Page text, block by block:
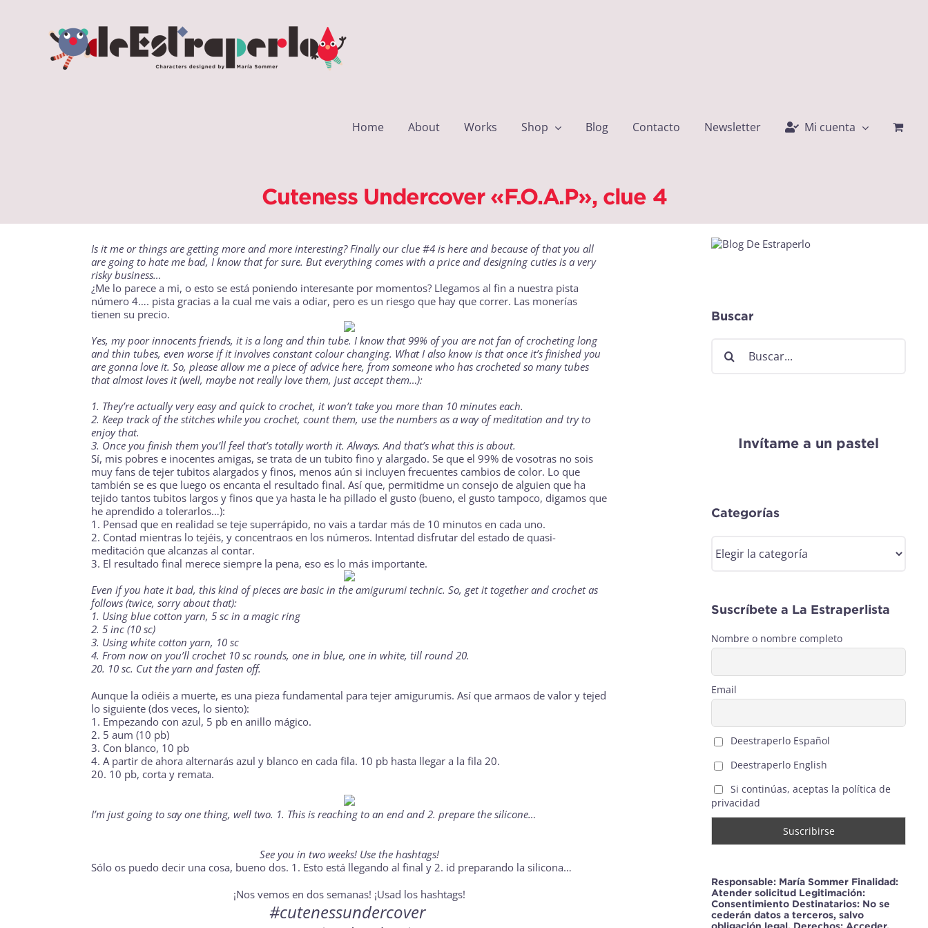
Home About Works Shop Blog Contacto Newsletter Mi cuenta
Cuteness Undercover «F.O.A.P», clue 4
Is it me or things are getting more and more interesting? Finally our clue #4 is here and because of that you all
are going to hate me bad, I know that for sure. But everything comes with a price and designing cuties is a very
risky business…
¿Me lo parece a mi, o esto se está poniendo interesante por momentos? Llegamos al fin a nuestra pista
número 4…. pista gracias a la cual me vais a odiar, pero es un riesgo que hay que correr. Las monerías
tienen su precio.
Yes, my poor innocents friends, it is a long and thin tube. I know that 99% of you are not fan of crocheting long
and thin tubes, even worse if it involves constant colour changing. What I also know is that once it’s finished you
are gonna love it. So, please allow me a piece of advice here, from someone who has crocheted so many tubes
that almost loves it (well, maybe not really love them, just accept them…):
1. They’re actually very easy and quick to crochet, it won’t take you more than 10 minutes each.
2. Keep track of the stitches while you crochet, count them, use the numbers as a way of meditation and try to
enjoy that.
3. Once you finish them you’ll feel that’s totally worth it. Always. And that’s what this is about.
Sí, mis pobres e inocentes amigas, se trata de un tubito fino y alargado. Se que el 99% de vosotras no sois
muy fans de tejer tubitos alargados y finos, menos aún si incluyen frecuentes cambios de color. Lo que
también se es que luego os encanta el resultado final. Así que, permitidme un consejo de alguien que ha
tejido tantos tubitos largos y finos que ya hasta le ha pillado el gusto (bueno, el gusto tampoco, digamos que
he aprendido a tolerarlos…):
1. Pensad que en realidad se teje superrápido, no vais a tardar más de 10 minutos en cada uno.
2. Contad mientras lo tejéis, y concentraos en los números. Intentad disfrutar del estado de quasi-
meditación que alcanzas al contar.
3. El resultado final merece siempre la pena, eso es lo más importante.
Even if you hate it bad, this kind of pieces are basic in the amigurumi technic. So, get it together and crochet as
follows (twice, sorry about that):
1. Using blue cotton yarn, 5 sc in a magic ring
2. 5 inc (10 sc)
3. Using white cotton yarn, 10 sc
4. From now on you’ll crochet 10 sc rounds, one in blue, one in white, till round 20.
20. 10 sc. Cut the yarn and fasten off.
Aunque la odiéis a muerte, es una pieza fundamental para tejer amigurumis. Así que armaos de valor y tejed
lo siguiente (dos veces, lo siento):
1. Empezando con azul, 5 pb en anillo mágico.
2. 5 aum (10 pb)
3. Con blanco, 10 pb
4. A partir de ahora alternarás azul y blanco en cada fila. 10 pb hasta llegar a la fila 20.
20. 10 pb, corta y remata.
I’m just going to say one thing, well two. 1. This is reaching to an end and 2. prepare the silicone…
See you in two weeks! Use the hashtags!
Sólo os puedo decir una cosa, bueno dos. 1. Esto está llegando al final y 2. id preparando la silicona…
¡Nos vemos en dos semanas! ¡Usad los hashtags!
#cutenessundercover
Buscar
Invítame a un pastel
Categorías
Suscríbete a La Estraperlista
Nombre o nombre completo
Email
Deestraperlo Español
Deestraperlo English
Si continúas, aceptas la política de
privacidad
Responsable: María Sommer Finalidad:
Atender solicitud Legitimación:
Consentimiento Destinatarios: No se
cederán datos a terceros, salvo